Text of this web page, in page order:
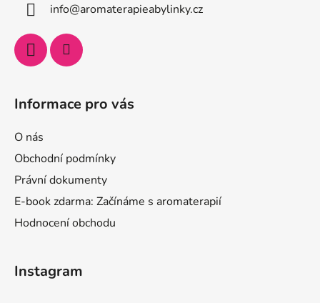
info@aromaterapieabylinky.cz
Informace pro vás
O nás
Obchodní podmínky
Právní dokumenty
E-book zdarma: Začínáme s aromaterapií
Hodnocení obchodu
Instagram